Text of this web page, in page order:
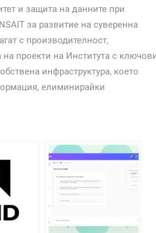
и защита на данните при
за развитие на суверенна
с производителност,
проекти на Института с
инфраструктура, което
елиминирайки